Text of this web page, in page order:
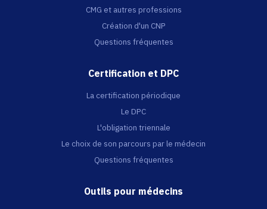
CMG et autres professions
Création d'un CNP
Questions fréquentes
Certification et DPC
La certification périodique
Le DPC
L'obligation triennale
Le choix de son parcours par le médecin
Questions fréquentes
Outils pour médecins